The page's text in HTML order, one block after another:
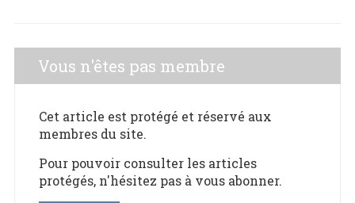
Vous n'êtes pas membre
Cet article est protégé et réservé aux
membres du site.
Pour pouvoir consulter les articles
protégés, n'hésitez pas à vous abonner.